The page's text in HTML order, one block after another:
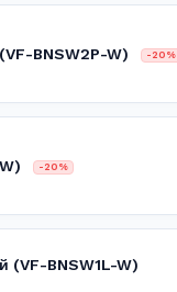
BNSW2P-W) -20%
-20%
(VF-BNSW1L-W)